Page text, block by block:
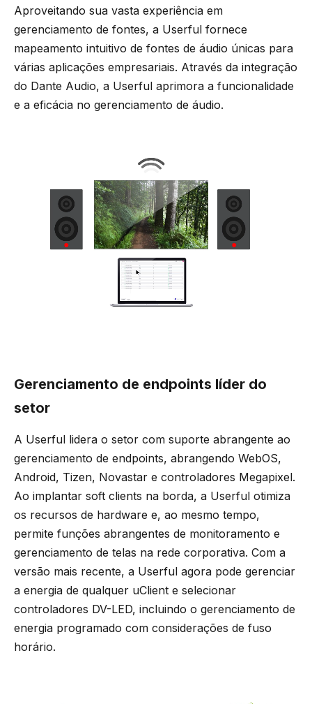
Aproveitando sua vasta experiência em
gerenciamento de fontes, a Userful fornece
mapeamento intuitivo de fontes de áudio únicas para
várias aplicações empresariais. Através da integração
do Dante Audio, a Userful aprimora a funcionalidade
e a eficácia no gerenciamento de áudio.
Gerenciamento de endpoints líder do
setor
A Userful lidera o setor com suporte abrangente ao
gerenciamento de endpoints, abrangendo WebOS,
Android, Tizen, Novastar e controladores Megapixel.
Ao implantar soft clients na borda, a Userful otimiza
os recursos de hardware e, ao mesmo tempo,
permite funções abrangentes de monitoramento e
gerenciamento de telas na rede corporativa. Com a
versão mais recente, a Userful agora pode gerenciar
a energia de qualquer uClient e selecionar
controladores DV-LED, incluindo o gerenciamento de
energia programado com considerações de fuso
horário.